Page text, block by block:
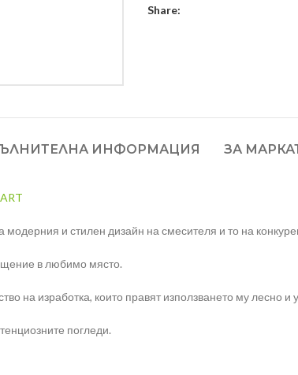
Share:
ИНФОРМАЦИЯ ЗА
и стилен дизайн на смесителя и то на
в любимо място.
на изработка, които правят използването му лесно и
погледи.